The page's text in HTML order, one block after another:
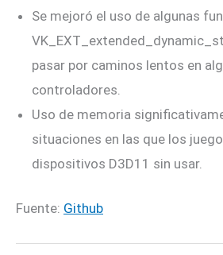
Se mejoró el uso de algunas
pasar por caminos lentos en
controladores.
Uso de memoria
situaciones en las que los
dispositivos D3D11 sin usar.
Fuente: Github